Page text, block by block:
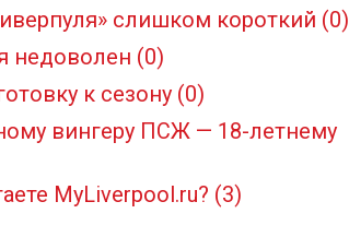
слишком короткий (0)
недоволен (0)
к сезону (0)
вингеру ПСЖ — 18-летнему
MyLiverpool.ru? (3)